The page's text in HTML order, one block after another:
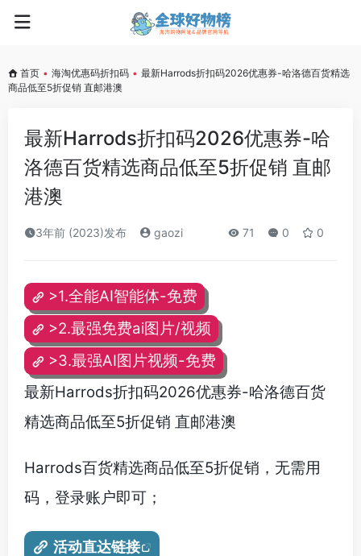
首页 • 海淘优惠码折扣码 • 最新Harrods折扣码2026优惠券-哈洛德百货精选
商品低至5折促销 直邮港澳
最新Harrods折扣码2026优惠券-哈
洛德百货精选商品低至5折促销 直邮
港澳
3年前 (2023)发布 gaozi 71 0 0
>1.全能AI智能体-免费
>2.最强免费ai图片/视频
>3.最强AI图片视频-免费
最新Harrods折扣码2026优惠券-哈洛德百货
精选商品低至5折促销 直邮港澳
Harrods百货精选商品低至5折促销，无需用
码，登录账户即可；
活动直达链接